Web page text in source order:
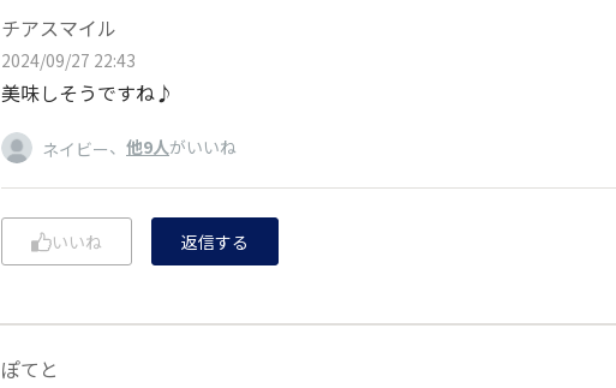
チアスマイル
2024/09/27 22:43
美味しそうですね♪
ネイビー、 他9人がいいね
いいね 返信する
ぽてと